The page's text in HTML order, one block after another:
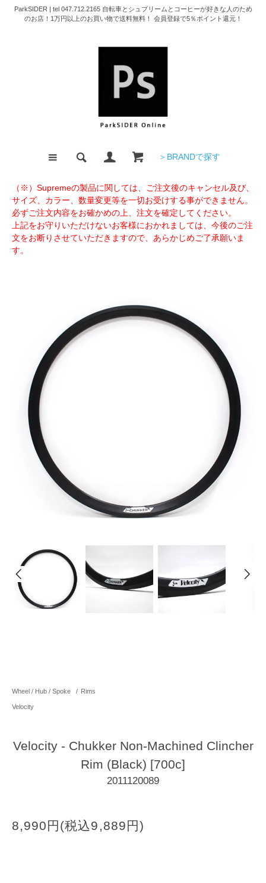
ParkSIDER | tel 047.712.2165 自転車とシュプリームとコーヒーが好きな人のため
のお店！1万円以上のお買い物で送料無料！ 会員登録で5％ポイント還元！
＞BRANDで探す
（※）Supremeの製品に関しては、ご注文後のキャンセル及び、
サイズ、カラー、数量変更等を一切お受けする事ができません。
必ずご注文内容をお確かめの上、注文を確定してください。
上記をお守りいただけないお客様におかれましては、今後のご注
文をお断りさせていただきますので、あらかじめご了承願いま
す。
Wheel / Hub / Spoke / Rims
Velocity
Velocity - Chukker Non-Machined Clincher
Rim (Black) [700c]
2011120089
8,990円(税込9,889円)